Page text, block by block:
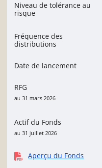
Niveau de tolérance au
risque
Fréquence des
distributions
Date de lancement
RFG
au 31 mars 2026
Actif du Fonds
au 31 juillet 2026
Aperçu du Fonds